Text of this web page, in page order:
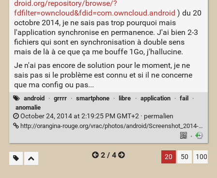
droid.org/repository/browse/?
fdfilter=owncloud&fdid=com.owncloud.android ) du 20
octobre 2014, je ne sais pas trop pourquoi mais
l'application synchronise en permanence. J'ai bien 2-3
fichiers qui sont en synchronisation à double sens
mais de là à ce que ça me bouffe 1Go, j'hallucine.
Je n'ai pas encore de solution pour le moment, je ne
sais pas si le problème est connu et si il ne concerne
que ma config ou pas...
android · grrrr · smartphone · libre · application · fail
·
anomalie
October 24, 2014 at 2:19:25 PM GMT+2 · permalien
http://orangina-rouge.org/vrac/photos/android/Screenshot_2014-10-24-14-15-01.png
·
2 / 4
20 50 100